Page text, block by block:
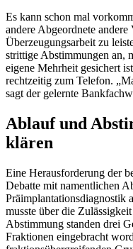
Es kann schon mal
andere Abgeordnete
Überzeugungsarbeit zu
strittige Abstimmungen an,
eigene Mehrheit gesichert
rechtzeitig zum Telefon.
sagt der gelernte
Ablauf und
klären
Eine Herausforderung der
Debatte mit namentlichen
Präimplantationsdiagnostik
musste über die
Abstimmung standen drei
Fraktionen eingebracht